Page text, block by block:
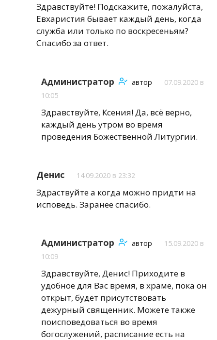
Здравствуйте! Подскажите, пожалуйста,
Евхаристия бывает каждый день, когда
служба или только по воскресеньям?
Спасибо за ответ.
Администратор автор
07.09.2020 в
10:05
Здравствуйте, Ксения! Да, всё верно,
каждый день утром во время
проведения Божественной Литургии.
Денис 14.09.2020 в 23:32
Здраствуйте а когда можно придти на
исповедь. Заранее спасибо.
Администратор автор
15.09.2020 в
10:09
Здравствуйте, Денис! Приходите в
удобное для Вас время, в храме, пока он
открыт, будет присутствовать
дежурный священник. Можете также
поисповедоваться во время
богослужений, расписание есть на